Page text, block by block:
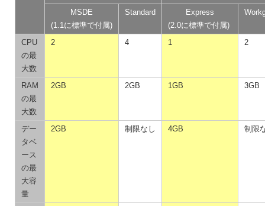
MSDE
(1.1に標準で付属)
Standard
Express
(2.0に標準で付属)
CPU
の最
大数
2 4 1 2
RAM
の最
大数
2GB 2GB 1GB 3GB
デー
タベ
ース
の最
大容
量
2GB 制限なし 4GB 制限